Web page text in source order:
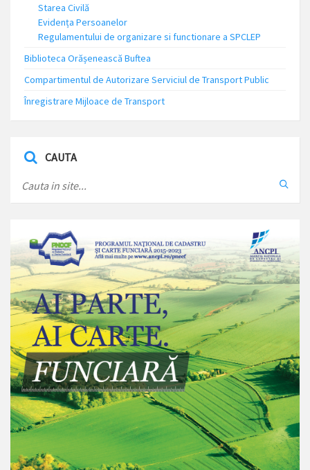
Starea Civilă
Evidența Persoanelor
Regulamentului de organizare si functionare a SPCLEP
Biblioteca Orășenească Buftea
Compartimentul de Autorizare Serviciul de Transport Public
Înregistrare Mijloace de Transport
CAUTA